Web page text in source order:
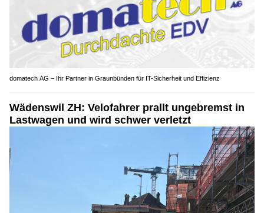
domatech AG – Ihr Partner in Graunbünden für IT-Sicherheit und Effizienz
Wädenswil ZH: Velofahrer prallt ungebremst in
Lastwagen und wird schwer verletzt